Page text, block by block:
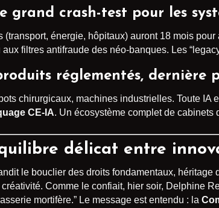
grand crash-test pour les
(transport, énergie, hôpitaux) auront 18 mois
filtres antifraude des néo-banques. Les
réglementés, dernière
chirurgicaux, machines industrielles. Toute
CE-IA. Un écosystème complet de cabinets
délicat entre
le bouclier des droits fondamentaux,
Comme le confiait, hier soir, Delphine
mortifère.” Le message est entendu : la